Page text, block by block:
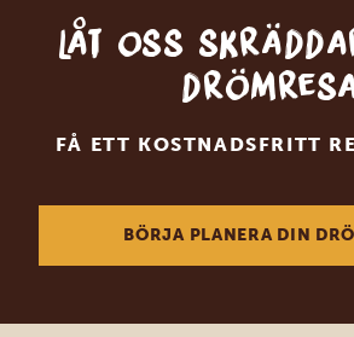
Låt oss
FÅ ETT KOSTNADSFRITT
BÖRJA PLANERA DIN